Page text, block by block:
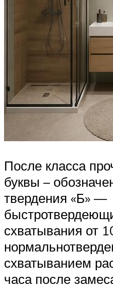
После класса
буквы –
твердения «Б» —
схватывания от
схватыванием
часа после